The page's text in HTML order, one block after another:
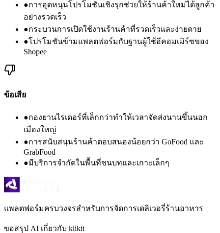
●การอุดหนุนโปรโมชันเชิงรุกช่วยให้ร้านค้าใหม่ได้ลูกค้า
อย่างรวดเร็ว
●กระบวนการเปิดใช้งานร้านค้าที่รวดเร็วและง่ายดาย
●โปรโมชันข้ามแพลตฟอร์มกับฐานผู้ใช้อีคอมเมิร์ซของ
Shopee
ข้อเสีย
●กองยานไรเดอร์ที่เล็กกว่าทำให้เวลาจัดส่งนานขึ้นนอก
เมืองใหญ่
●การสนับสนุนร้านค้าตอบสนองน้อยกว่า GoFood และ
GrabFood
●มีบริการจำกัดในพื้นที่ชนบทและเกาะเล็กๆ
แพลตฟอร์มครบวงจรสำหรับการจัดการเดลิเวอรี่ร้านอาหาร
ขอสรุป AI เกี่ยวกับ klikit